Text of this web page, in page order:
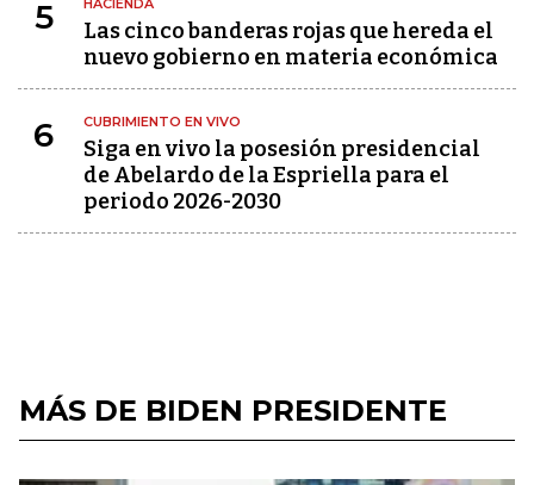
5 HACIENDA
Las cinco banderas rojas que hereda el
nuevo gobierno en materia económica
6 CUBRIMIENTO EN VIVO
Siga en vivo la posesión presidencial
de Abelardo de la Espriella para el
periodo 2026-2030
MÁS DE BIDEN PRESIDENTE